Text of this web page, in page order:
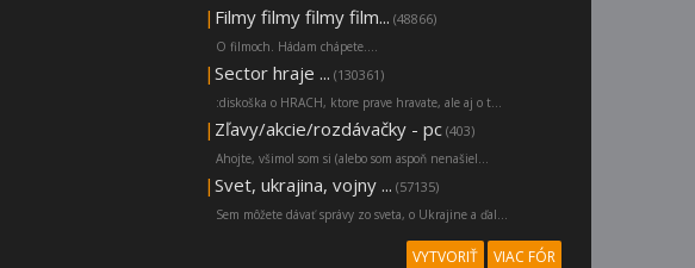
| Filmy filmy filmy film... (48866)
O filmoch. Hádam chápete....
| Sector hraje ... (130361)
:diskoška o HRACH, ktore prave hravate, ale aj o t...
| Zľavy/akcie/rozdávačky - pc (403)
Ahojte, všimol som si (alebo som aspoň nenašiel...
| Svet, ukrajina, vojny ... (57135)
Sem môžete dávať správy zo sveta, o Ukrajine a ďal...
VYTVORIŤ VIAC FÓR